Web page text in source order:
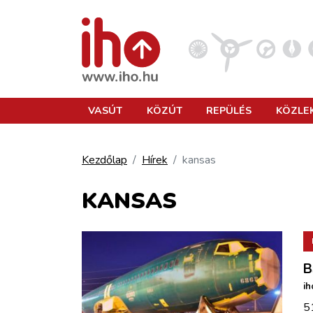
REPÜLÉS
KÖZLEKEDÉSFEJLESZTÉS
ELLÁTÁSI LÁNC
VASÚT KÖZÚT REPÜLÉS
Kezdőlap Hírek kansas
KANSAS